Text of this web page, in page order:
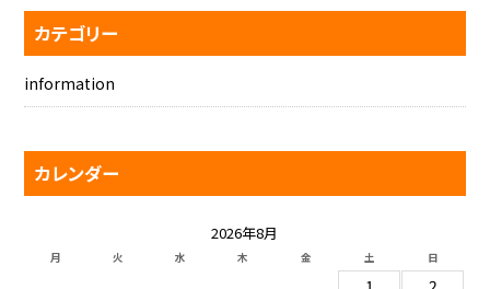
カテゴリー
information
カレンダー
2026年8月
月 火 水 木 金 土 日